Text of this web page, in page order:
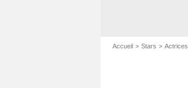
Accueil Stars Actrices